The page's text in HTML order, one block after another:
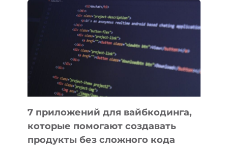
ПОЛЕЗНЫХ
ИНСТРУМЕНТОВ
ДЛЯ
РАБОТЫ
7 приложений для вайбкодинга,
которые помогают создавать
продукты без сложного кода